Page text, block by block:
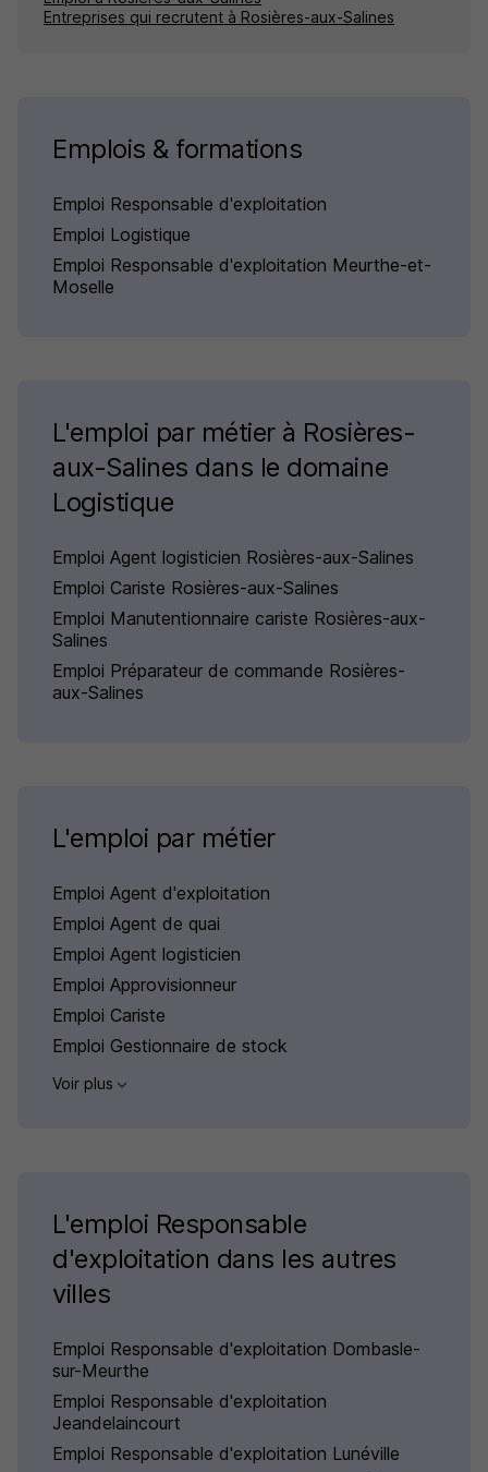
Entreprises qui recrutent à Rosières-aux-Salines
Emplois & formations
Emploi Responsable d'exploitation
Emploi Logistique
Emploi Responsable d'exploitation Meurthe-et-
Moselle
L'emploi par métier à Rosières-
aux-Salines dans le domaine
Logistique
Emploi Agent logisticien Rosières-aux-Salines
Emploi Cariste Rosières-aux-Salines
Emploi Manutentionnaire cariste Rosières-aux-
Salines
Emploi Préparateur de commande Rosières-
aux-Salines
L'emploi par métier
Emploi Agent d'exploitation
Emploi Agent de quai
Emploi Agent logisticien
Emploi Approvisionneur
Emploi Cariste
Emploi Gestionnaire de stock
Voir plus
L'emploi Responsable
d'exploitation dans les autres
villes
Emploi Responsable d'exploitation Dombasle-
sur-Meurthe
Emploi Responsable d'exploitation
Jeandelaincourt
Emploi Responsable d'exploitation Lunéville